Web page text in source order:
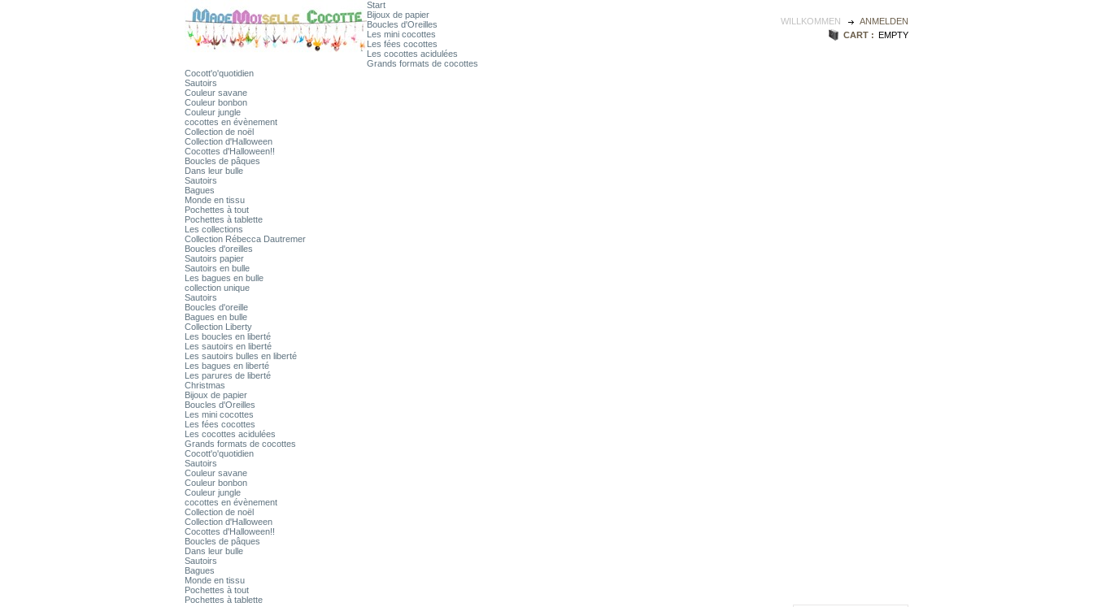
WILLKOMMEN
ANMELDEN
CART :
EMPTY
Start
Bijoux de papier
Boucles d'Oreilles
Les mini cocottes
Les fées cocottes
Les cocottes acidulées
Grands formats de cocottes
Cocott'o'quotidien
Sautoirs
Couleur savane
Couleur bonbon
Couleur jungle
cocottes en évènement
Collection de noël
Collection d'Halloween
Cocottes d'Halloween!!
Boucles de pâques
Dans leur bulle
Sautoirs
Bagues
Monde en tissu
Pochettes à tout
Pochettes à tablette
Les collections
Collection Rébecca Dautremer
Boucles d'oreilles
Sautoirs papier
Sautoirs en bulle
Les bagues en bulle
collection unique
Sautoirs
Boucles d'oreille
Bagues en bulle
Collection Liberty
Les boucles en liberté
Les sautoirs en liberté
Les sautoirs bulles en liberté
Les bagues en liberté
Les parures de liberté
Christmas
Bijoux de papier
Boucles d'Oreilles
Les mini cocottes
Les fées cocottes
Les cocottes acidulées
Grands formats de cocottes
Cocott'o'quotidien
Sautoirs
Couleur savane
Couleur bonbon
Couleur jungle
cocottes en évènement
Collection de noël
Collection d'Halloween
Cocottes d'Halloween!!
Boucles de pâques
Dans leur bulle
Sautoirs
Bagues
Monde en tissu
Pochettes à tout
Pochettes à tablette